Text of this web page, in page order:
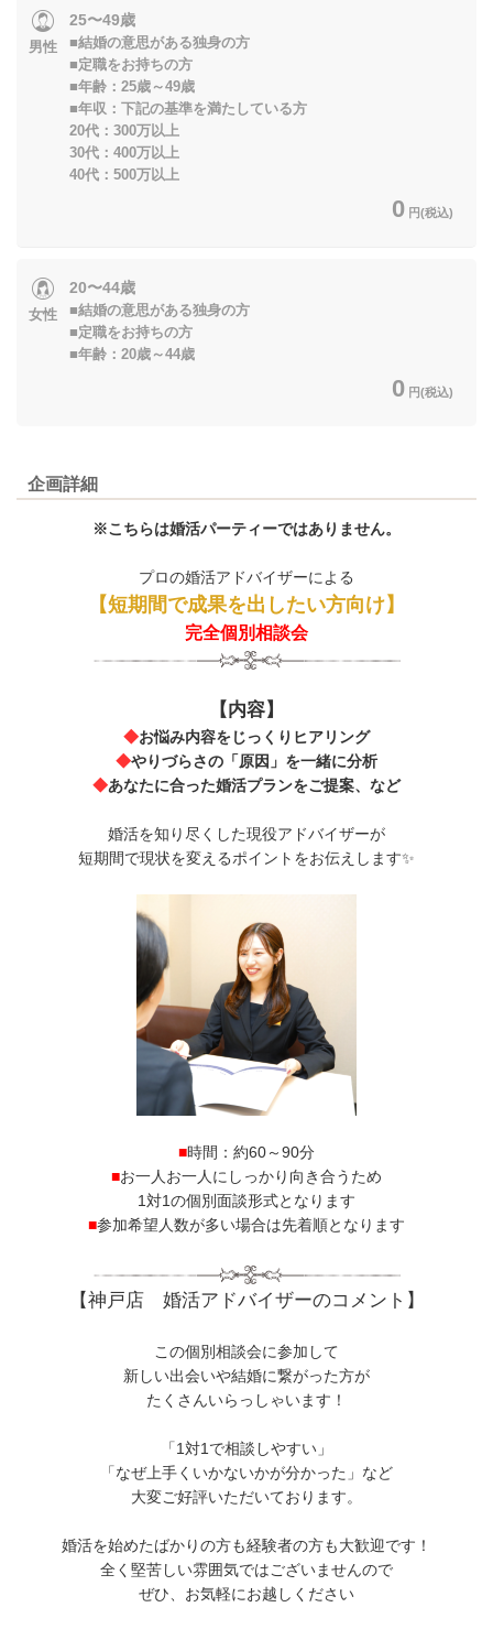
男性
25〜49歳
■結婚の意思がある独身の方
■定職をお持ちの方
■年齢：25歳～49歳
■年収：下記の基準を満たしている方
20代：300万以上
30代：400万以上
40代：500万以上
0 円(税込)
女性
20〜44歳
■結婚の意思がある独身の方
■定職をお持ちの方
■年齢：20歳～44歳
0 円(税込)
企画詳細
※こちらは婚活パーティーではありません。
プロの婚活アドバイザーによる
【短期間で成果を出したい方向け】
完全個別相談会
【内容】
◆お悩み内容をじっくりヒアリング
◆やりづらさの「原因」を一緒に分析
◆あなたに合った婚活プランをご提案、など
婚活を知り尽くした現役アドバイザーが
短期間で現状を変えるポイントをお伝えします✨
■時間：約60～90分
■お一人お一人にしっかり向き合うため
1対1の個別面談形式となります
■参加希望人数が多い場合は先着順となります
【神戸店 婚活アドバイザーのコメント】
この個別相談会に参加して
新しい出会いや結婚に繋がった方が
たくさんいらっしゃいます！
「1対1で相談しやすい」
「なぜ上手くいかないかが分かった」など
大変ご好評いただいております。
婚活を始めたばかりの方も経験者の方も大歓迎です！
全く堅苦しい雰囲気ではございませんので
ぜひ、お気軽にお越しください